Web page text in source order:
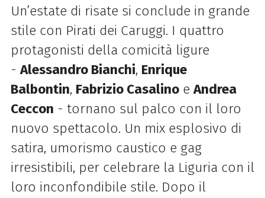
Un’estate di risate si conclude in grande
stile con Pirati dei Caruggi. I quattro
protagonisti della comicità ligure
- Alessandro Bianchi, Enrique
Balbontin, Fabrizio Casalino e Andrea
Ceccon - tornano sul palco con il loro
nuovo spettacolo. Un mix esplosivo di
satira, umorismo caustico e gag
irresistibili, per celebrare la Liguria con il
loro inconfondibile stile. Dopo il